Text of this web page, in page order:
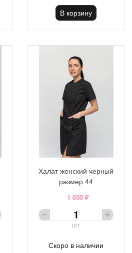
В корзину
Халат женский черный
размер 44
1 650 ₽
шт
Скоро в наличии